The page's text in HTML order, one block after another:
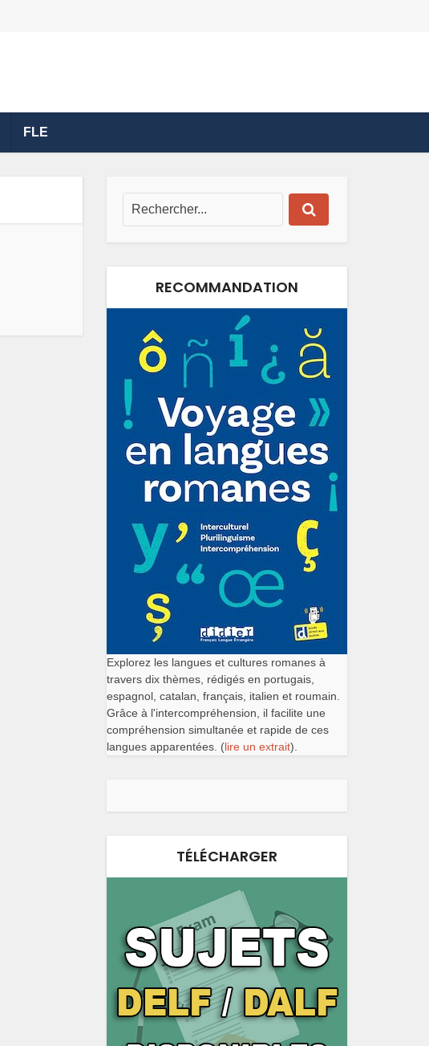
FLE
RECOMMANDATION
Explorez les langues et cultures romanes à
travers dix thèmes, rédigés en portugais,
espagnol, catalan, français, italien et roumain.
Grâce à l'intercompréhension, il facilite une
compréhension simultanée et rapide de ces
langues apparentées. (lire un extrait).
TÉLÉCHARGER